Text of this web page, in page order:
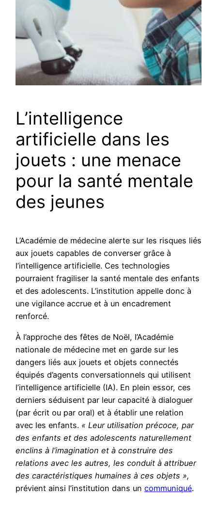
L’intelligence
artificielle dans les
jouets : une menace
pour la santé mentale
des jeunes
L’Académie de médecine alerte sur les risques liés
aux jouets capables de converser grâce à
l’intelligence artificielle. Ces technologies
pourraient fragiliser la santé mentale des enfants
et des adolescents. L’institution appelle donc à
une vigilance accrue et à un encadrement
renforcé.
À l’approche des fêtes de Noël, l’Académie
nationale de médecine met en garde sur les
dangers liés aux jouets et objets connectés
équipés d’agents conversationnels qui utilisent
l’intelligence artificielle (IA). En plein essor, ces
derniers séduisent par leur capacité à dialoguer
(par écrit ou par oral) et à établir une relation
avec les enfants. « Leur utilisation précoce, par
des enfants et des adolescents naturellement
enclins à l’imagination et à construire des
relations avec les autres, les conduit à attribuer
des caractéristiques humaines à ces objets »,
prévient ainsi l’institution dans un communiqué.